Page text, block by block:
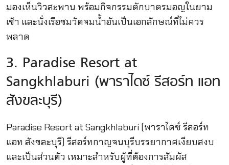
มองเห็นวิวสะพาน พร้อมกิจกรรมตักบาตรมอญในยาม
เช้า และนั่งเรือชมวัดจมน้ำอันเป็นเอกลักษณ์ที่ไม่ควร
พลาด
3. Paradise Resort at
Sangkhlaburi (พาราไดซ์ รีสอร์ท แอท
สังขละบุรี)
Paradise Resort at Sangkhlaburi (พาราไดซ์ รีสอร์ท
แอท สังขละบุรี) รีสอร์ทกาญจนบุรีบรรยากาศเงียบสงบ
และเป็นส่วนตัว เหมาะสำหรับผู้ที่ต้องการสัมผัส